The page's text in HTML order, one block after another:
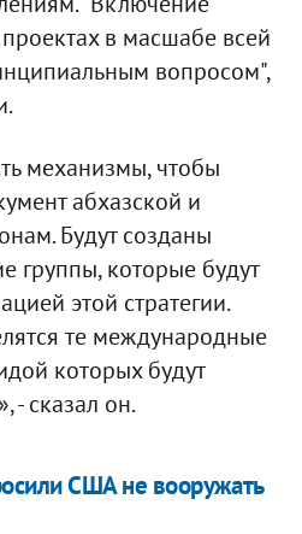
в масшабе всей
вопросом",
механизмы, чтобы
абхазской и
Будут созданы
группы, которые будут
этой стратегии.
те международные
которых будут
- сказал он.
США не вооружать